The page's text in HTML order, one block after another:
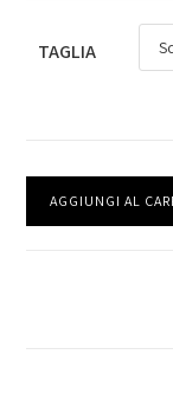
TAGLIA
AGGIUNGI AL